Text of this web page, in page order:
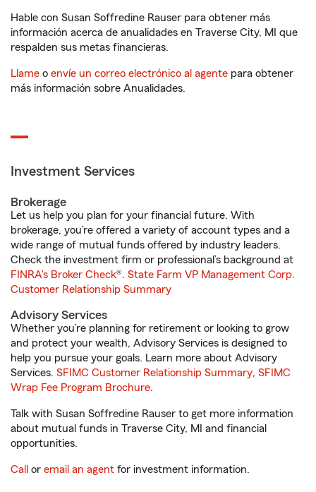
Hable con Susan Soffredine Rauser para obtener más
información acerca de anualidades en Traverse City, MI que
respalden sus metas financieras.
Llame o envíe un correo electrónico al agente para obtener
más información sobre Anualidades.
Investment Services
Brokerage
Let us help you plan for your financial future. With
brokerage, you’re offered a variety of account types and a
wide range of mutual funds offered by industry leaders.
Check the investment firm or professional’s background at
FINRA's Broker Check®. State Farm VP Management Corp.
Customer Relationship Summary
Advisory Services
Whether you’re planning for retirement or looking to grow
and protect your wealth, Advisory Services is designed to
help you pursue your goals. Learn more about Advisory
Services. SFIMC Customer Relationship Summary, SFIMC
Wrap Fee Program Brochure.
Talk with Susan Soffredine Rauser to get more information
about mutual funds in Traverse City, MI and financial
opportunities.
Call or email an agent for investment information.